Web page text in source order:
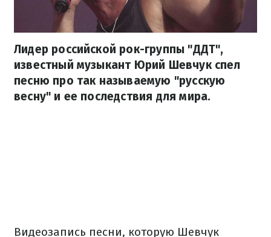
Лидер российской рок-группы "ДДТ",
известный музыкант Юрий Шевчук спел
песню про так называемую "русскую
весну" и ее последствия для мира.
Видеозапись песни, которую Шевчук